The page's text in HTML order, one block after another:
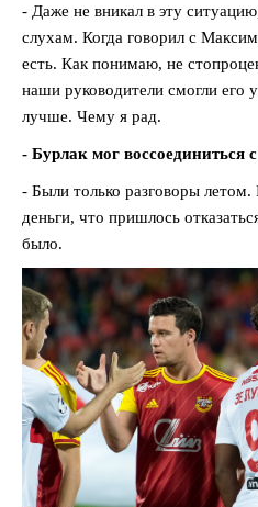
- Даже не вникал в эту
слухам. Когда говорил с
есть. Как понимаю, не
наши руководители смогли его
лучше. Чему я рад.
- Бурлак мог воссоединиться
- Были только разговоры
деньги, что пришлось
было.